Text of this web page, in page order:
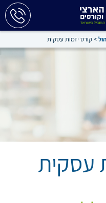
>קורס יזמות עסקית
עסקית